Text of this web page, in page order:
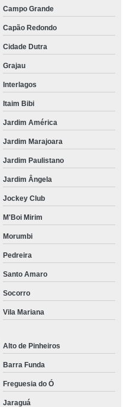
Campo Grande
Capão Redondo
Cidade Dutra
Grajau
Interlagos
Itaim Bibi
Jardim América
Jardim Marajoara
Jardim Paulistano
Jardim Ângela
Jockey Club
M'Boi Mirim
Morumbi
Pedreira
Santo Amaro
Socorro
Vila Mariana
Alto de Pinheiros
Barra Funda
Freguesia do Ó
Jaraguá